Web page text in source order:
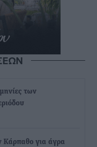
των
Κάρπαθο για άγρα